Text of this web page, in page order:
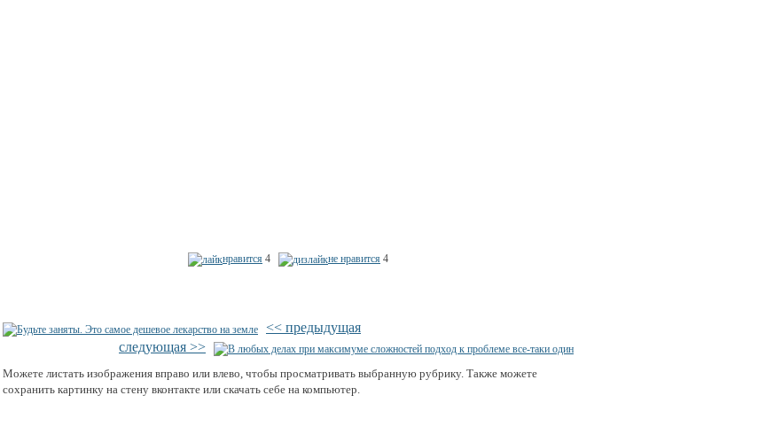
нравится 4 не нравится 4
<< предыдущая
следующая >>
Можете листать изображения вправо или влево, чтобы просматривать выбранную рубрику. Также можете
сохранить картинку на стену вконтакте или скачать себе на компьютер.